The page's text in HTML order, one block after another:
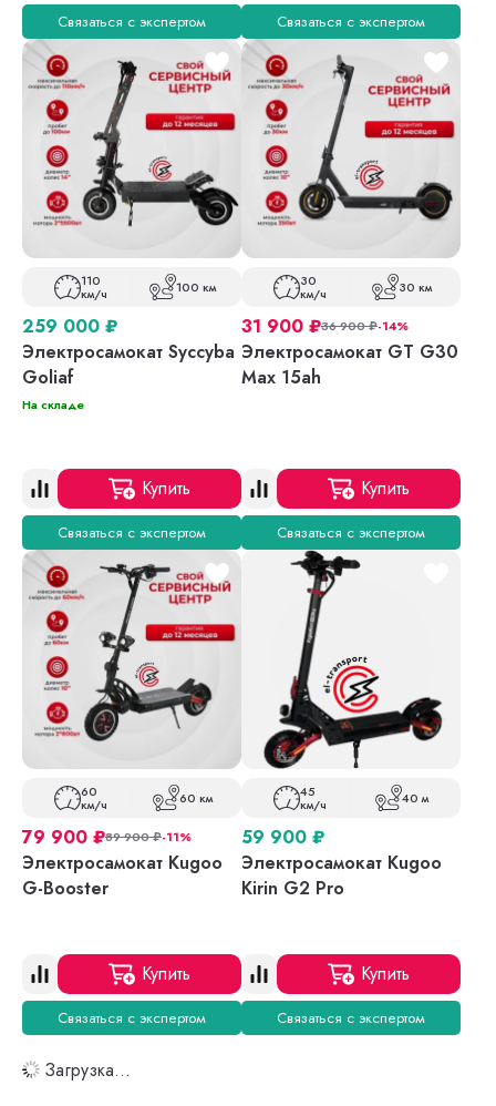
Связаться с экспертом Связаться с экспертом
110
км/ч 100 км
259 000 ₽
Электросамокат Syccyba
Goliaf
На складе
Купить
Связаться с экспертом
30
км/ч 30 км
31 900 ₽36 900₽-14%
Электросамокат GT G30
Max 15ah
Купить
Связаться с экспертом
60
км/ч 60 км
79 900 ₽89 900₽-11%
Электросамокат Kugoo
G-Booster
Купить
Связаться с экспертом
45
км/ч 40 м
59 900 ₽
Электросамокат Kugoo
Kirin G2 Pro
Купить
Связаться с экспертом
Загрузка...